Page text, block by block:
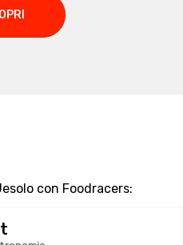
con Foodracers: